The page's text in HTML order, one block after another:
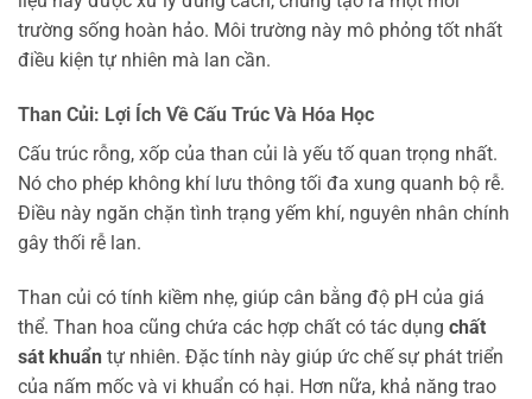
trường sống hoàn hảo. Môi trường này mô phỏng tốt nhất
điều kiện tự nhiên mà lan cần.
Than Củi: Lợi Ích Về Cấu Trúc Và Hóa Học
Cấu trúc rỗng, xốp của than củi là yếu tố quan trọng nhất.
Nó cho phép không khí lưu thông tối đa xung quanh bộ rễ.
Điều này ngăn chặn tình trạng yếm khí, nguyên nhân chính
gây thối rễ lan.
Than củi có tính kiềm nhẹ, giúp cân bằng độ pH của giá
thể. Than hoa cũng chứa các hợp chất có tác dụng chất
sát khuẩn tự nhiên. Đặc tính này giúp ức chế sự phát triển
của nấm mốc và vi khuẩn có hại. Hơn nữa, khả năng trao